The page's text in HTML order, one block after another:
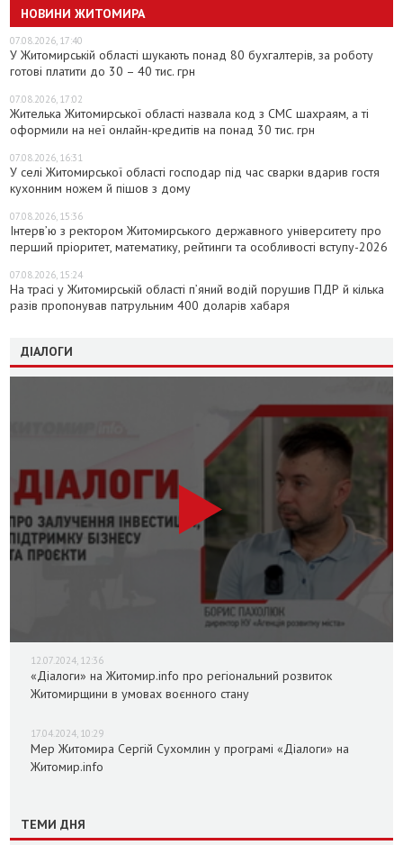
НОВИНИ ЖИТОМИРА
07.08.2026, 17:40
У Житомирській області шукають понад 80 бухгалтерів, за роботу
готові платити до 30 – 40 тис. грн
07.08.2026, 17:02
Жителька Житомирської області назвала код з СМС шахраям, а ті
оформили на неї онлайн-кредитів на понад 30 тис. грн
07.08.2026, 16:31
У селі Житомирської області господар під час сварки вдарив гостя
кухонним ножем й пішов з дому
07.08.2026, 15:36
Інтерв’ю з ректором Житомирського державного університету про
перший пріоритет, математику, рейтинги та особливості вступу-2026
07.08.2026, 15:24
На трасі у Житомирській області п’яний водій порушив ПДР й кілька
разів пропонував патрульним 400 доларів хабаря
ДІАЛОГИ
12.07.2024, 12:36
«Діалоги» на Житомир.info про регіональний розвиток
Житомирщини в умовах воєнного стану
17.04.2024, 10:29
Мер Житомира Сергій Сухомлин у програмі «Діалоги» на
Житомир.info
ТЕМИ ДНЯ